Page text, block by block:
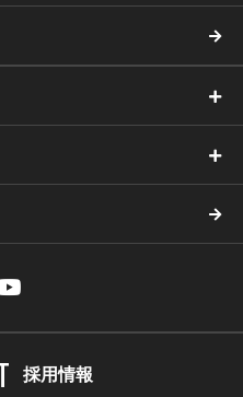
採用情報